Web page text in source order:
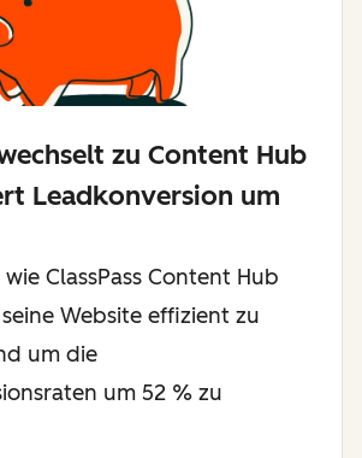
zu Content Hub
Leadkonversion um
ClassPass Content Hub
Website effizient zu
um die
um 52 % zu